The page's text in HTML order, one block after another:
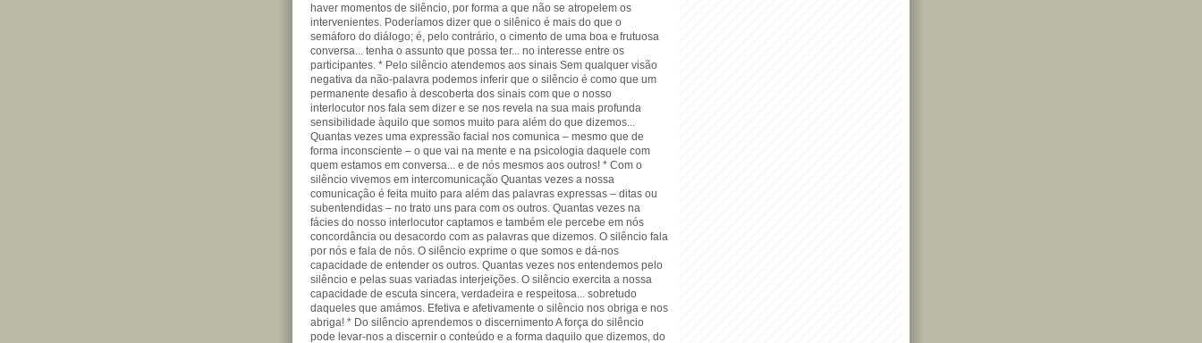
haver momentos de silêncio, por forma a que não se atropelem os
intervenientes. Poderíamos dizer que o silênico é mais do que o
semáforo do diálogo; é, pelo contrário, o cimento de uma boa e frutuosa
conversa... tenha o assunto que possa ter... no interesse entre os
participantes. * Pelo silêncio atendemos aos sinais Sem qualquer visão
negativa da não-palavra podemos inferir que o silêncio é como que um
permanente desafio à descoberta dos sinais com que o nosso
interlocutor nos fala sem dizer e se nos revela na sua mais profunda
sensibilidade àquilo que somos muito para além do que dizemos...
Quantas vezes uma expressão facial nos comunica – mesmo que de
forma inconsciente – o que vai na mente e na psicologia daquele com
quem estamos em conversa... e de nós mesmos aos outros! * Com o
silêncio vivemos em intercomunicação Quantas vezes a nossa
comunicação é feita muito para além das palavras expressas – ditas ou
subentendidas – no trato uns para com os outros. Quantas vezes na
fácies do nosso interlocutor captamos e também ele percebe em nós
concordância ou desacordo com as palavras que dizemos. O silêncio fala
por nós e fala de nós. O silêncio exprime o que somos e dá-nos
capacidade de entender os outros. Quantas vezes nos entendemos pelo
silêncio e pelas suas variadas interjeições. O silêncio exercita a nossa
capacidade de escuta sincera, verdadeira e respeitosa... sobretudo
daqueles que amámos. Efetiva e afetivamente o silêncio nos obriga e nos
abriga! * Do silêncio aprendemos o discernimento A força do silêncio
pode levar-nos a discernir o conteúdo e a forma daquilo que dizemos, do